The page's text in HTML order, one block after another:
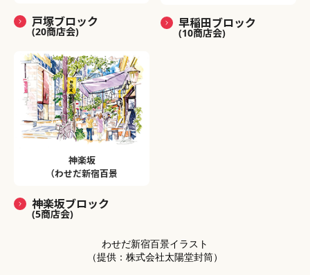
戸塚ブロック
(20商店会)
早稲田ブロック
(10商店会)
神楽坂
（わせだ新宿百景
神楽坂ブロック
(5商店会)
わせだ新宿百景イラスト
（提供：株式会社太陽堂封筒）